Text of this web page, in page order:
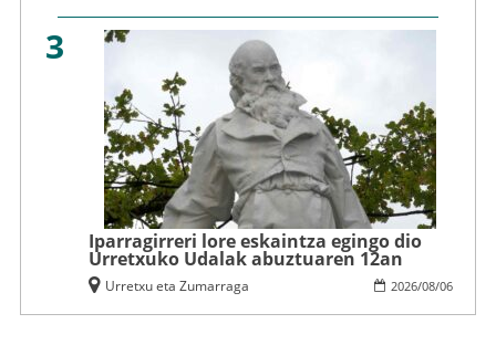
3
Iparragirreri lore eskaintza egingo dio
Urretxuko Udalak abuztuaren 12an
2026/08/06
Urretxu eta Zumarraga